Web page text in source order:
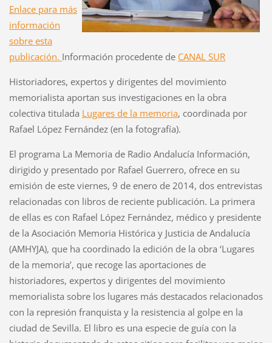
Enlace para más
información
sobre esta
publicación. Información procedente de CANAL SUR
Historiadores, expertos y dirigentes del movimiento
memorialista aportan sus investigaciones en la obra
colectiva titulada Lugares de la memoria, coordinada por
Rafael López Fernández (en la fotografía).
El programa La Memoria de Radio Andalucía Información,
dirigido y presentado por Rafael Guerrero, ofrece en su
emisión de este viernes, 9 de enero de 2014, dos entrevistas
relacionadas con libros de reciente publicación. La primera
de ellas es con Rafael López Fernández, médico y presidente
de la Asociación Memoria Histórica y Justicia de Andalucía
(AMHYJA), que ha coordinado la edición de la obra ‘Lugares
de la memoria’, que recoge las aportaciones de
historiadores, expertos y dirigentes del movimiento
memorialista sobre los lugares más destacados relacionados
con la represión franquista y la resistencia al golpe en la
ciudad de Sevilla. El libro es una especie de guía con la